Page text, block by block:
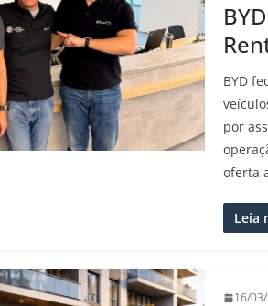
BYD
por
oferta
Leia
16/